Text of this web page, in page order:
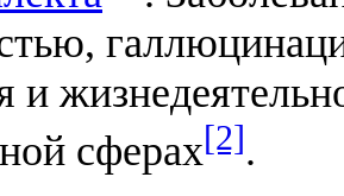
сферах[2].